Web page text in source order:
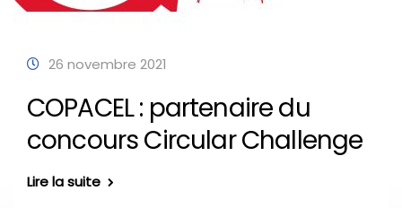
26 novembre 2021
COPACEL : partenaire du
concours Circular Challenge
Lire la suite